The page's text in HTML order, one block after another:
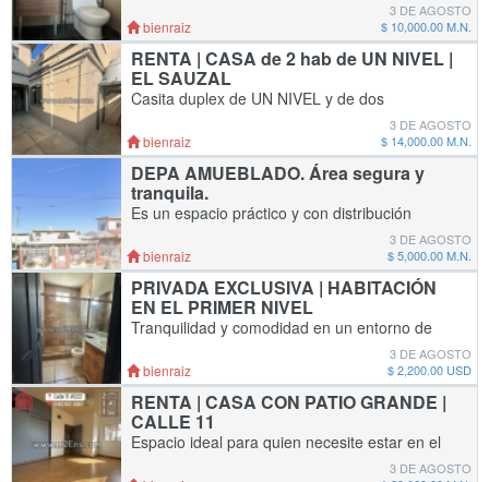
consultorios o espacios corporativos. Detalles:
- Espacio privado de 30 m² - Espacio priva
bienraiz
3 DE AGOSTO
$ 10,000.00 M.N.
RENTA | CASA de 2 hab de UN NIVEL |
EL SAUZAL
Casita duplex de UN NIVEL y de dos
habitación en el sauzal a 3 cuadras del Nuevo
Mercado Ley. Detalles del interior: - 2
habitaciones con armario - Sala con mueble
de TV - C
bienraiz
3 DE AGOSTO
$ 14,000.00 M.N.
DEPA AMUEBLADO. Área segura y
tranquila.
Es un espacio práctico y con distribución
funcional. Se encuentra ubicado en la parte
posterior de una casa, con acceso
independiente y en un entorno seguro y
tranquilo. Ubic
bienraiz
3 DE AGOSTO
$ 5,000.00 M.N.
PRIVADA EXCLUSIVA | HABITACIÓN
EN EL PRIMER NIVEL
Tranquilidad y comodidad en un entorno de
privacidad garantizada, con acceso directo al
andador costero mas encantador de la ciudad.
Detalles del interior: - Se encuentra total
bienraiz
3 DE AGOSTO
$ 2,200.00 USD
RENTA | CASA CON PATIO GRANDE |
CALLE 11
Espacio ideal para quien necesite estar en el
3 DE AGOSTO